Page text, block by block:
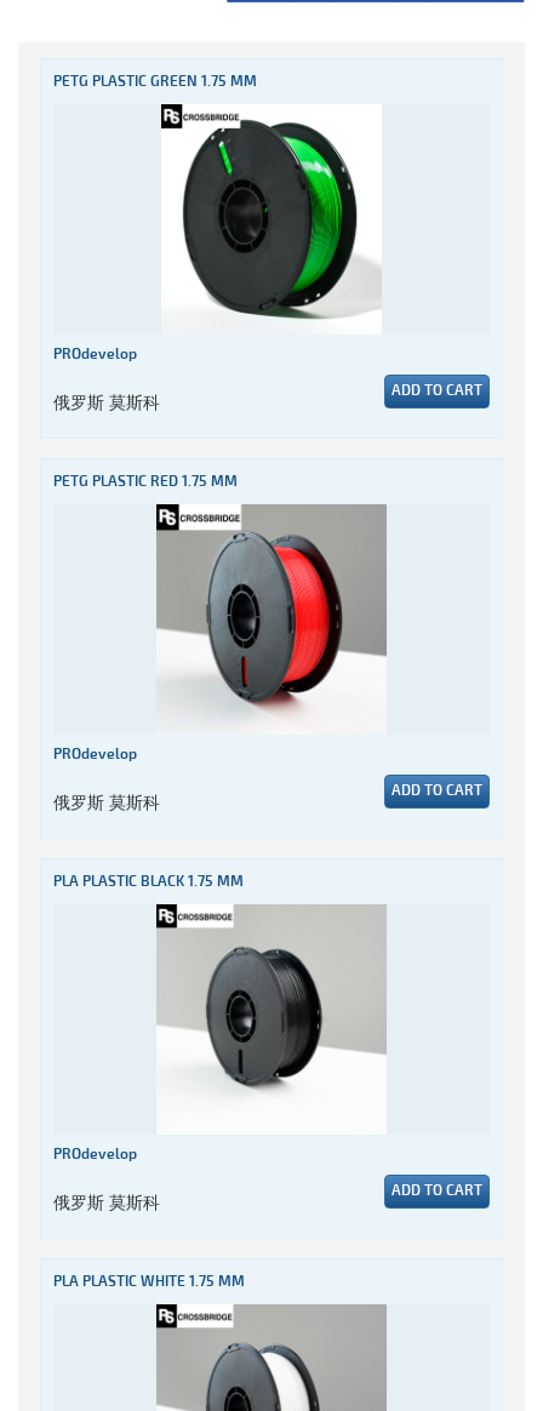
PETG PLASTIC GREEN 1.75 MM
PROdevelop
俄罗斯 莫斯科 ADD TO CART
PETG PLASTIC RED 1.75 MM
PROdevelop
俄罗斯 莫斯科 ADD TO CART
PLA PLASTIC BLACK 1.75 MM
PROdevelop
俄罗斯 莫斯科 ADD TO CART
PLA PLASTIC WHITE 1.75 MM